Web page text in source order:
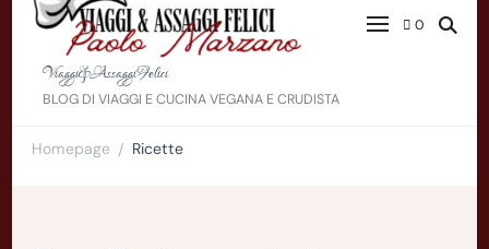
Viaggi&AssaggiFelici
BLOG DI VIAGGI E CUCINA VEGANA E CRUDISTA
0
Homepage / Ricette